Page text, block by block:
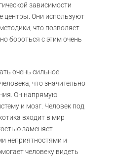
зависимости
центры. Они используют
что позволяет
бороться с этим очень
очень сильное
что значительно
Он напрямую
и мозг. Человек под
входит в мир
заменяет
неприятностями и
человеку видеть